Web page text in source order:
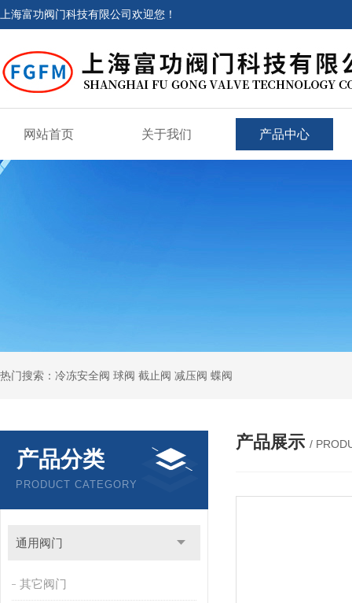
上海富功阀门科技有限公司欢迎您！
网站首页 关于我们 产品中心
热门搜索：冷冻安全阀 球阀 截止阀 减压阀 蝶阀
产品分类
PRODUCT CATEGORY
通用阀门
其它阀门
产品展示 /